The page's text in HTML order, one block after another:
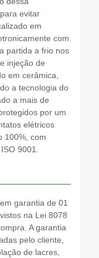
evitar
em
com
partida a frio nos
injeção de
em cerâmica,
a tecnologia do
a mais de
por um
elétricos
100%, com
9001.
garantia de 01
na Lei 8078
A garantia
pelo cliente,
de lacres,